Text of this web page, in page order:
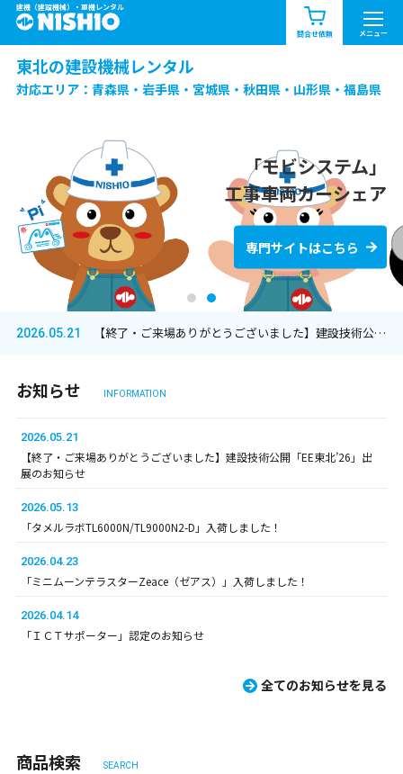
建機（建設機械）・重機レンタル
問合せ依頼 メニュー
商品一覧 お知らせ一覧
問合せ依頼リスト
北海道
中部 中国・四国
九州・沖縄（外部）
東北の建設機械レンタル
対応エリア：青森県・岩手県・宮城県・秋田県・山形県・福島県
東北の総合レンタルは
西尾レントオールへ
「モビシステム」
工事車両カーシェア
専門サイトはこちら
2026.05.21 【終了・ご来場ありがとうございました】建設技術公開「EE東北’26」出展のお知らせ
お知らせ INFORMATION
2026.05.21
【終了・ご来場ありがとうございました】建設技術公開「EE東北’26」出
展のお知らせ
2026.05.13
「タメルラボTL6000N/TL9000N2-D」入荷しました！
2026.04.23
「ミニムーンテラスターZeace（ゼアス）」入荷しました！
2026.04.14
「ＩＣＴサポーター」認定のお知らせ
全てのお知らせを見る
商品検索 SEARCH